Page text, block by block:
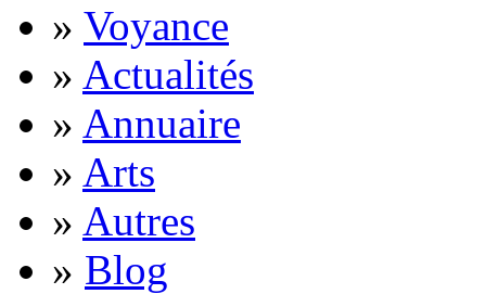
» Voyance
» Actualités
» Annuaire
» Arts
» Autres
» Blog